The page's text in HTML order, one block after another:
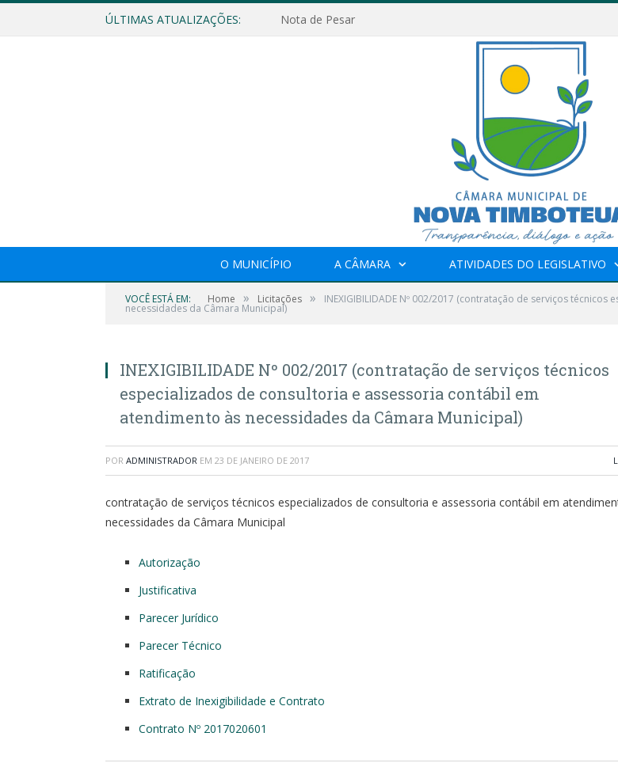
ÚLTIMAS ATUALIZAÇÕES: Nota de Pesar
O MUNICÍPIO A CÂMARA ATIVIDADES DO LEGISLATIVO
VOCÊ ESTÁ EM: Home » Licitações » INEXIGIBILIDADE Nº 002/2017 (contratação de serviços
necessidades da Câmara Municipal)
INEXIGIBILIDADE Nº 002/2017 (contratação de serviços técnicos
especializados de consultoria e assessoria contábil em
atendimento às necessidades da Câmara Municipal)
POR ADMINISTRADOR EM 23 DE JANEIRO DE 2017
contratação de serviços técnicos especializados de consultoria e assessoria contábil em
necessidades da Câmara Municipal
Autorização
Justificativa
Parecer Jurídico
Parecer Técnico
Ratificação
Extrato de Inexigibilidade e Contrato
Contrato Nº 2017020601